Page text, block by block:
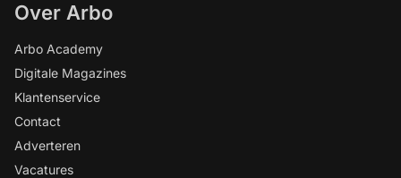
Over Arbo
Arbo Academy
Digitale Magazines
Klantenservice
Contact
Adverteren
Vacatures